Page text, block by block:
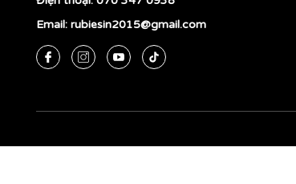
Da Nhạt
Vàng
Vàng Nhạt
Email: rubiesin2015@gmail.com